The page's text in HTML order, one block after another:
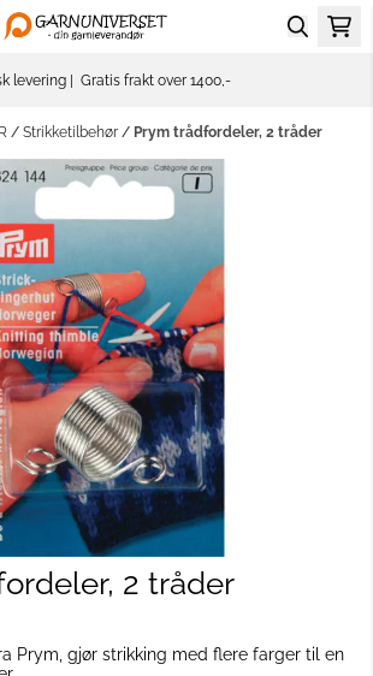
levering | Gratis frakt over 1400,-
/ Strikketilbehør / Prym trådfordeler, 2 tråder
2 tråder
Prym, gjør strikking med flere farger til en